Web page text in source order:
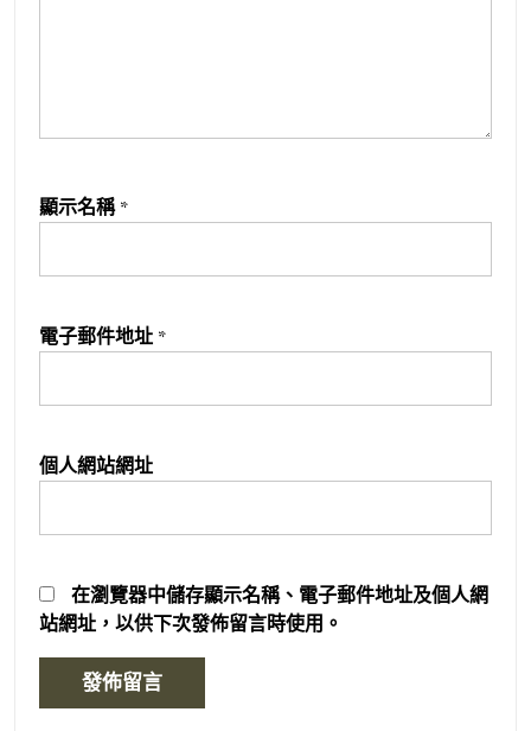
顯示名稱 *
電子郵件地址 *
個人網站網址
在瀏覽器中儲存顯示名稱、電子郵件地址及個人網
站網址，以供下次發佈留言時使用。